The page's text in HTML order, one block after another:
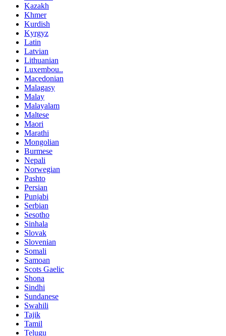
Kazakh
Khmer
Kurdish
Kyrgyz
Latin
Latvian
Lithuanian
Luxembou..
Macedonian
Malagasy
Malay
Malayalam
Maltese
Maori
Marathi
Mongolian
Burmese
Nepali
Norwegian
Pashto
Persian
Punjabi
Serbian
Sesotho
Sinhala
Slovak
Slovenian
Somali
Samoan
Scots Gaelic
Shona
Sindhi
Sundanese
Swahili
Tajik
Tamil
Telugu